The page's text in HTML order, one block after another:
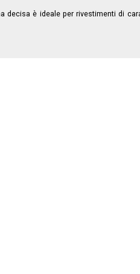
decisa è ideale per rivestimenti di